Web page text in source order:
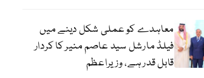
معاہدے کو عملی شکل دینے میں
فیلڈ مارشل سید عاصم منیر کا کردار
قابل قدر ہے، وزیراعظم